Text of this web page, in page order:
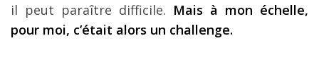
il peut paraître difficile. Mais à mon échelle,
pour moi, c’était alors un challenge.